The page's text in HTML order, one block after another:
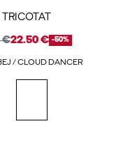
€22.50 € -50%
/ CLOUD DANCER